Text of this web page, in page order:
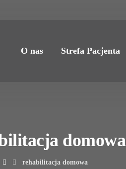
O nas Strefa Pacjenta
domowa
rehabilitacja domowa